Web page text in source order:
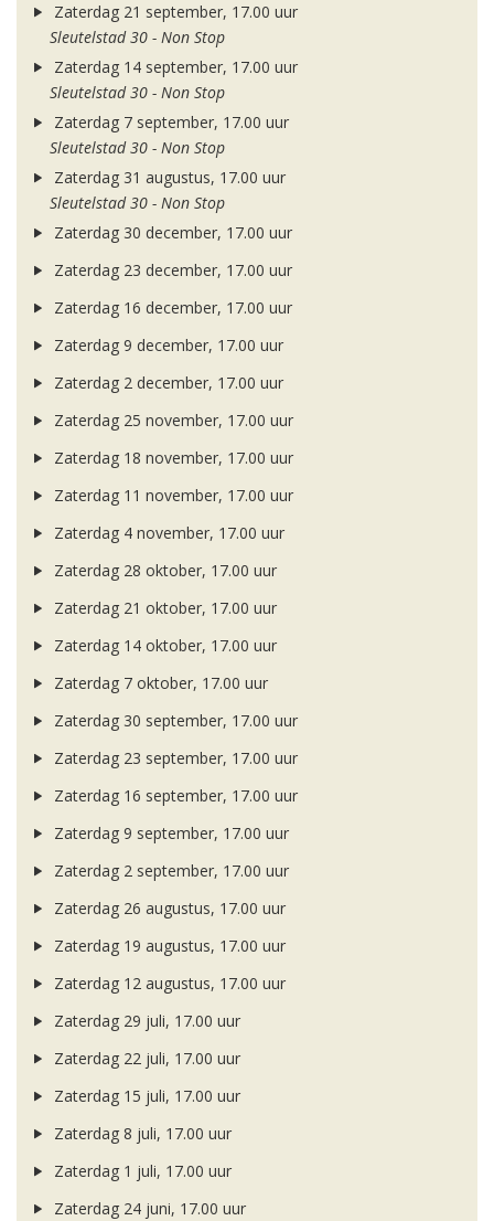
Zaterdag 21 september, 17.00 uur
Sleutelstad 30 - Non Stop
Zaterdag 14 september, 17.00 uur
Sleutelstad 30 - Non Stop
Zaterdag 7 september, 17.00 uur
Sleutelstad 30 - Non Stop
Zaterdag 31 augustus, 17.00 uur
Sleutelstad 30 - Non Stop
Zaterdag 30 december, 17.00 uur
Zaterdag 23 december, 17.00 uur
Zaterdag 16 december, 17.00 uur
Zaterdag 9 december, 17.00 uur
Zaterdag 2 december, 17.00 uur
Zaterdag 25 november, 17.00 uur
Zaterdag 18 november, 17.00 uur
Zaterdag 11 november, 17.00 uur
Zaterdag 4 november, 17.00 uur
Zaterdag 28 oktober, 17.00 uur
Zaterdag 21 oktober, 17.00 uur
Zaterdag 14 oktober, 17.00 uur
Zaterdag 7 oktober, 17.00 uur
Zaterdag 30 september, 17.00 uur
Zaterdag 23 september, 17.00 uur
Zaterdag 16 september, 17.00 uur
Zaterdag 9 september, 17.00 uur
Zaterdag 2 september, 17.00 uur
Zaterdag 26 augustus, 17.00 uur
Zaterdag 19 augustus, 17.00 uur
Zaterdag 12 augustus, 17.00 uur
Zaterdag 29 juli, 17.00 uur
Zaterdag 22 juli, 17.00 uur
Zaterdag 15 juli, 17.00 uur
Zaterdag 8 juli, 17.00 uur
Zaterdag 1 juli, 17.00 uur
Zaterdag 24 juni, 17.00 uur